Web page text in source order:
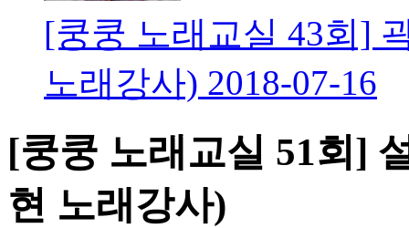
[쿵쿵 노래교실 43회]
노래강사) 2018-07-16
[쿵쿵 노래교실 51회]
현 노래강사)